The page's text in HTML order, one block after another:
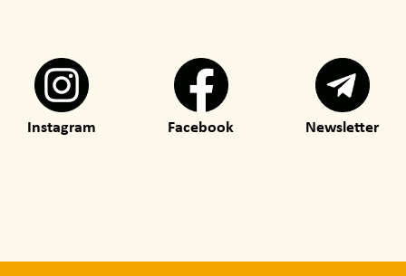
Instagram Facebook Newsletter